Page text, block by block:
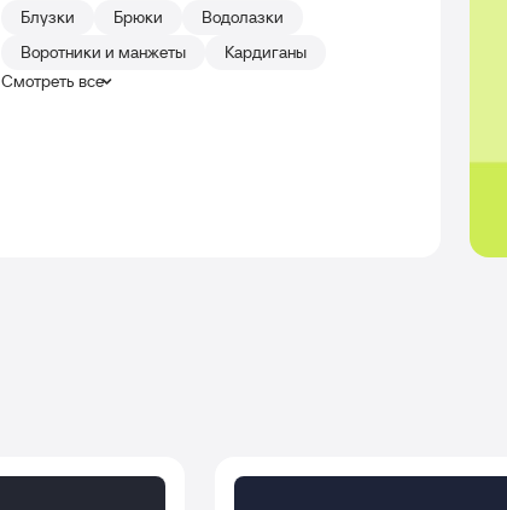
Блузки Брюки
Водолазки
Воротники и манжеты
Кардиганы
Смотреть все